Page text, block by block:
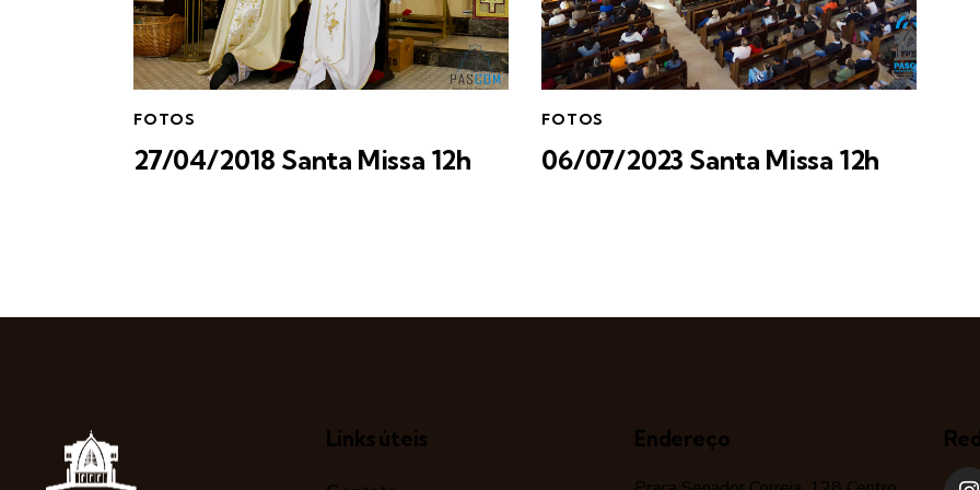
FOTOS
27/04/2018 Santa Missa 12h
FOTOS
06/07/2023 Santa Missa 12h
Links úteis Endereço